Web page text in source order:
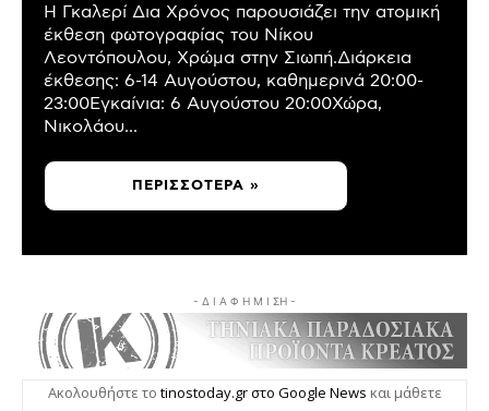
Η Γκαλερί Δια Χρόνος παρουσιάζει την ατομική
έκθεση φωτογραφίας του Νίκου
Λεοντόπουλου, Χρώμα στην Σιωπή.Διάρκεια
έκθεσης: 6-14 Αυγούστου, καθημερινά 20:00-
23:00Εγκαίνια: 6 Αυγούστου 20:00Χώρα,
Νικολάου...
ΠΕΡΙΣΣΌΤΕΡΑ »
- Δ Ι Α Φ Η Μ Ι ΣΗ -
Ακολουθήστε το tinostoday.gr στο Google News και μάθετε